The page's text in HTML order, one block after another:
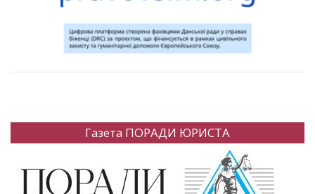
Газета ПОРАДИ ЮРИСТА